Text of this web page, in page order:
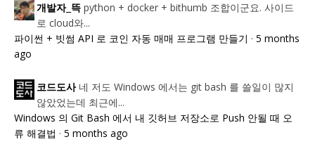
개발자_뜩 python + docker + bithumb 조합이군요. 사이드
로 cloud와...
파이썬 + 빗썸 API 로 코인 자동 매매 프로그램 만들기 · 5 months
ago
코드도사 네 저도 Windows 에서는 git bash 를 쓸일이 많지
않았었는데 최근에...
Windows 의 Git Bash 에서 내 깃허브 저장소로 Push 안될 때 오
류 해결법 · 5 months ago